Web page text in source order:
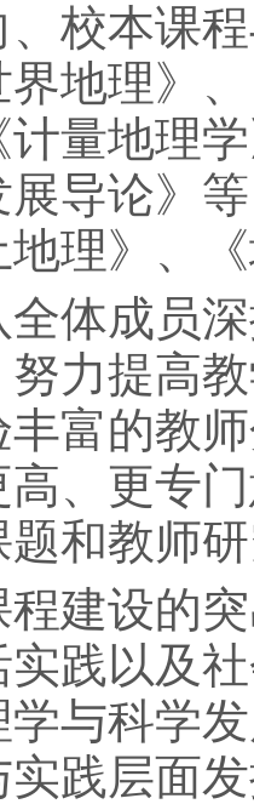
、校本课
地理》
量地理
展导论》
理》、
全体成员
力提高
富的教
、更专
和教师
程建设的
实践以及
与科学
践层面